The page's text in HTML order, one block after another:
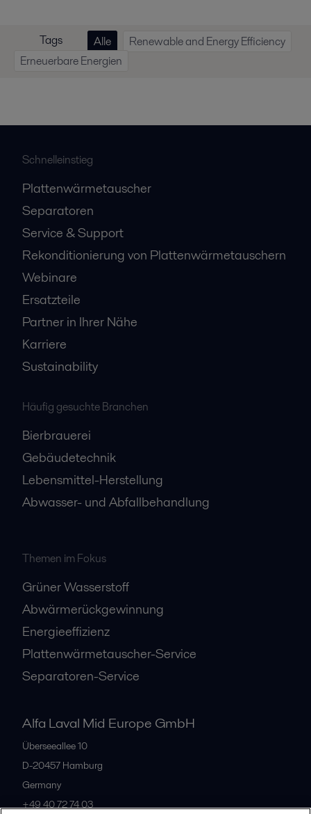
Tags Alle
Renewable and Energy Efficiency
Erneuerbare Energien
Schnelleinstieg
Plattenwärmetauscher
Separatoren
Service & Support
Rekonditionierung von Plattenwärmetauschern
Webinare
Ersatzteile
Partner in Ihrer Nähe
Karriere
Sustainability
Häufig gesuchte Branchen
Bierbrauerei
Gebäudetechnik
Lebensmittel-Herstellung
Abwasser- und Abfallbehandlung
Themen im Fokus
Grüner Wasserstoff
Abwärmerückgewinnung
Energieeffizienz
Plattenwärmetauscher-Service
Separatoren-Service
Alfa Laval Mid Europe GmbH
Überseeallee 10
D-20457 Hamburg
Germany
+49 40 72 74 03